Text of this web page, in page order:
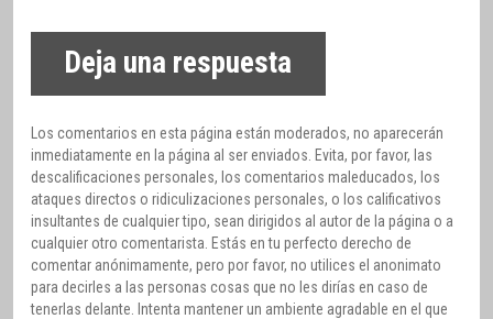
Deja una respuesta
Los comentarios en esta página están moderados, no aparecerán
inmediatamente en la página al ser enviados. Evita, por favor, las
descalificaciones personales, los comentarios maleducados, los
ataques directos o ridiculizaciones personales, o los calificativos
insultantes de cualquier tipo, sean dirigidos al autor de la página o a
cualquier otro comentarista. Estás en tu perfecto derecho de
comentar anónimamente, pero por favor, no utilices el anonimato
para decirles a las personas cosas que no les dirías en caso de
tenerlas delante. Intenta mantener un ambiente agradable en el que